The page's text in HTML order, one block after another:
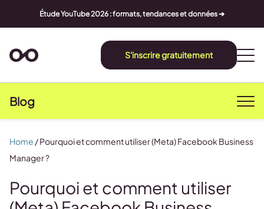
Étude YouTube 2026 : formats, tendances et données ➔
S'inscrire gratuitement
Blog
Pourquoi et comment utiliser
Home /Pourquoi et comment utiliser (Meta) Facebook Business
Manager ?